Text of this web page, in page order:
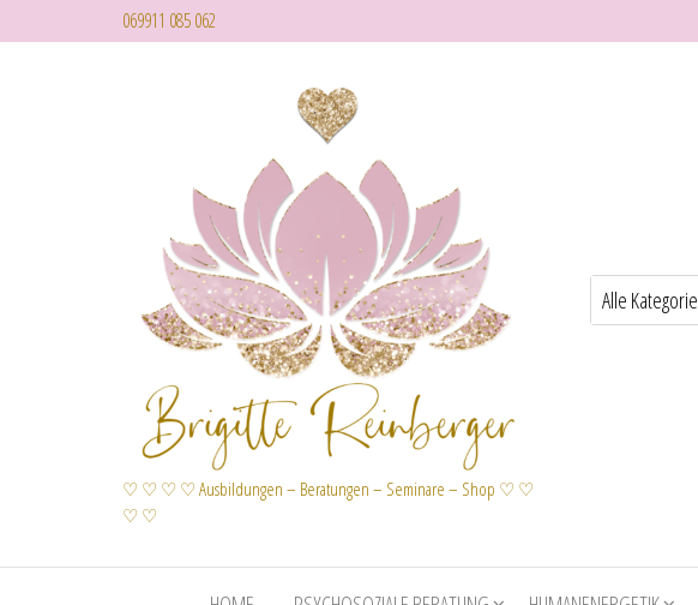
069911 085 062
♡ ♡ ♡ ♡ Ausbildungen – Beratungen – Seminare – Shop ♡ ♡
♡ ♡